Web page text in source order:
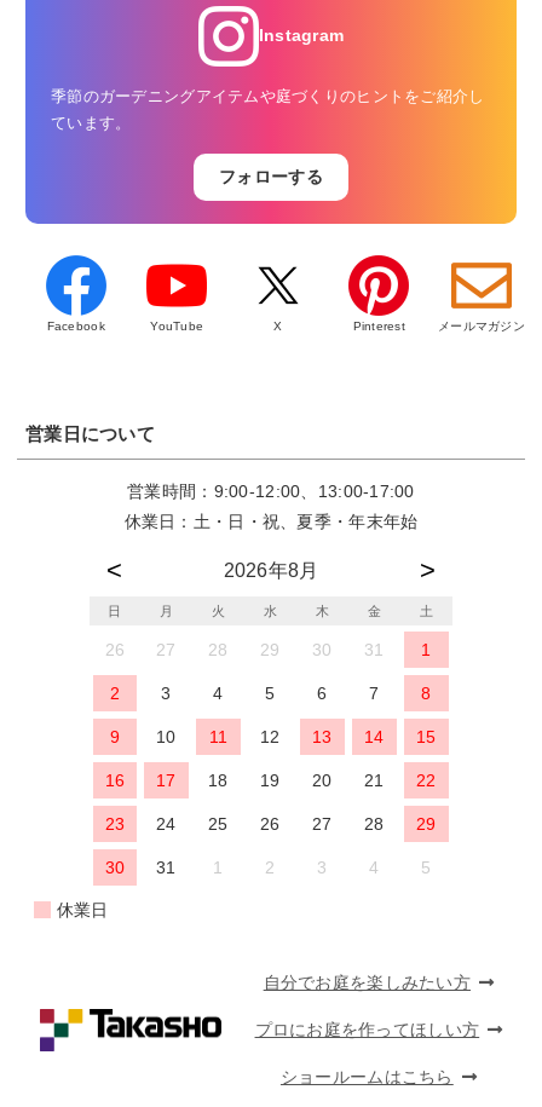
Instagram
季節のガーデニングアイテムや庭づくりのヒントをご紹介し
ています。
フォローする
Facebook YouTube X Pinterest メールマガジン
営業日について
営業時間：9:00-12:00、13:00-17:00
休業日：土・日・祝、夏季・年末年始
2026年8月
日 月 火 水 木 金 土
26 27 28 29 30 31 1
2 3 4 5 6 7 8
9 10 11 12 13 14 15
16 17 18 19 20 21 22
23 24 25 26 27 28 29
30 31 1 2 3 4 5
休業日
自分でお庭を楽しみたい方
プロにお庭を作ってほしい方
ショールームはこちら